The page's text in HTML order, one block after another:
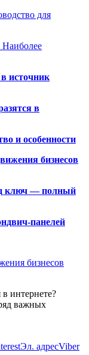
для
источник
в
и особенности
бизнесов
ключ — полный
панелей
бизнесов
интернете?
важных
Эл. адресViber